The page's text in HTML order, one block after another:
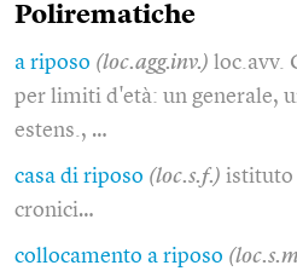
Polirematiche
a riposo (loc.agg.inv.) loc.avv.
per limiti d'età: un generale,
estens., …
casa di riposo (loc.s.f.) istituto
cronici…
collocamento a riposo